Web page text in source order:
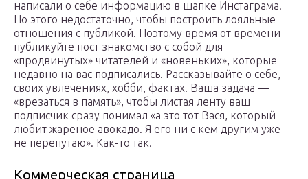
написали о себе информацию в шапке Инстаграма.
Но этого недостаточно, чтобы построить лояльные
отношения с публикой. Поэтому время от времени
публикуйте пост знакомство с собой для
«продвинутых» читателей и «новеньких», которые
недавно на вас подписались. Рассказывайте о себе,
своих увлечениях, хобби, фактах. Ваша задача —
«врезаться в память», чтобы листая ленту ваш
подписчик сразу понимал «а это тот Вася, который
любит жареное авокадо. Я его ни с кем другим уже
не перепутаю». Как-то так.
Коммерческая страница